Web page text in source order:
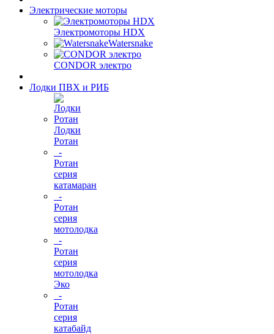
Электрические моторы
Электромоторы HDX
Watersnake
CONDOR электро
Лодки ПВХ и РИБ
Лодки
Ротан
-
Ротан
серия
катамаран
-
Ротан
серия
мотолодка
-
Ротан
серия
мотолодка
Эко
-
Ротан
серия
катабайд